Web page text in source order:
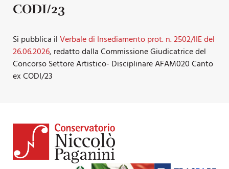
CODI/23
Si pubblica ilVerbale di Insediamento prot. n. 2502/IIE del
26.06.2026, redatto dalla Commissione Giudicatrice del
Concorso Settore Artistico- Disciplinare AFAM020 Canto
ex CODI/23